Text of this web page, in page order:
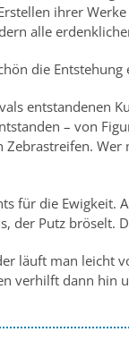
ihrer
alle
die Entstehung
entstandenen
– von
für die Ewigkeit.
der Putz bröselt.
läuft man leicht
verhilft dann hin